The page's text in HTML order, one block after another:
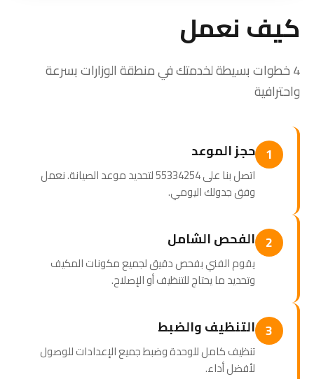
كيف نعمل
4 خطوات بسيطة لخدمتك في منطقة الوزارات بسرعة
واحترافية
1 حجز الموعد
اتصل بنا على 55334254 لتحديد موعد الصيانة. نعمل
وفق جدولك اليومي.
2 الفحص الشامل
يقوم الفني بفحص دقيق لجميع مكونات المكيف
وتحديد ما يحتاج للتنظيف أو الإصلاح.
3 التنظيف والضبط
تنظيف كامل للوحدة وضبط جميع الإعدادات للوصول
لأفضل أداء.